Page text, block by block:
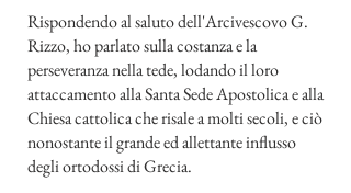
Rispondendo al saluto dell'Arcivescovo G.
Rizzo, ho parlato sulla costanza e la
perseveranza nella tede, lodando il loro
attaccamento alla Santa Sede Apostolica e alla
Chiesa cattolica che risale a molti secoli, e ciò
nonostante il grande ed allettante influsso
degli ortodossi di Grecia.